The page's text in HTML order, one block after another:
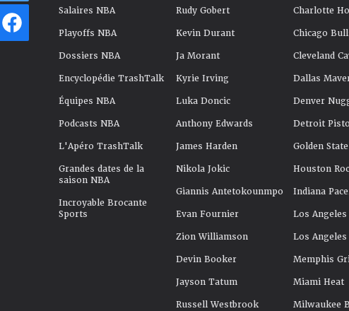
Salaires NBA
Playoffs NBA
Dossiers NBA
Encyclopédie TrashTalk
Équipes NBA
Podcasts NBA
L'Apéro TrashTalk
Grandes dates de la
saison NBA
Incroyable Brocante
Sports
Rudy Gobert
Kevin Durant
Ja Morant
Kyrie Irving
Luka Doncic
Anthony Edwards
James Harden
Nikola Jokic
Giannis Antetokounmpo
Evan Fournier
Zion Williamson
Devin Booker
Jayson Tatum
Russell Westbrook
Charlotte
Chicago
Cleveland
Dallas
Denver
Detroit
Golden
Houston
Indiana
Los
Los
Memphis
Miami Heat
Milwaukee